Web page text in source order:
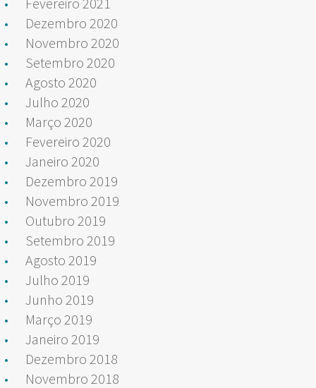
Dezembro 2020
Novembro 2020
Setembro 2020
Agosto 2020
Julho 2020
Março 2020
Fevereiro 2020
Janeiro 2020
Dezembro 2019
Novembro 2019
Outubro 2019
Setembro 2019
Agosto 2019
Julho 2019
Junho 2019
Março 2019
Janeiro 2019
Dezembro 2018
Novembro 2018